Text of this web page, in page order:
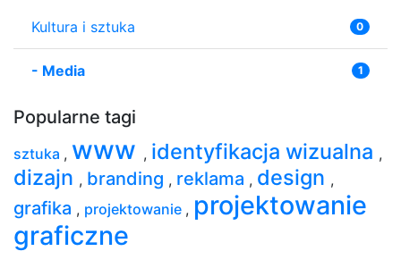
Kultura i sztuka 0
- Media 1
Popularne tagi
sztuka , www , identyfikacja wizualna ,
dizajn , branding , reklama , design ,
grafika , projektowanie , projektowanie
graficzne